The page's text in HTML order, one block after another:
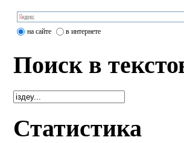
на сайте в интернете
Поиск в
Статистика